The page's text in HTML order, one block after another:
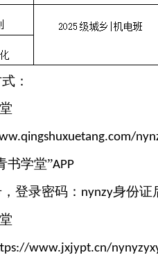
：
书学堂”APP
登录密码： nynzy身份证
www.jxjypt.cn/